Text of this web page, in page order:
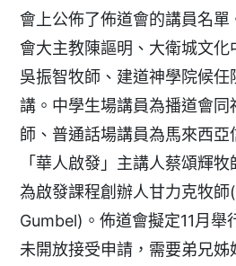
會上公佈了佈道會的講員名單
會大主教陳謳明、大衛城文
吳振智牧師、建道神學院候任
講。中學生場講員為播道會
師、普通話場講員為馬來西
「華人啟發」主講人蔡頌輝
為啟發課程創辦人甘力克牧
Gumbel)。佈道會擬定11月舉
未開放接受申請，需要弟兄姊